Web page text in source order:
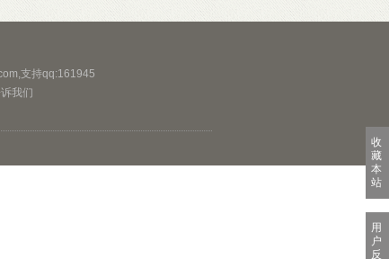
支持qq:161945
我们
收
藏
本
站
用
户
反